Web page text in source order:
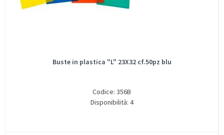
Buste in plastica "L" 23X32 cf.50pz blu
Codice: 356B
Disponibilità: 4